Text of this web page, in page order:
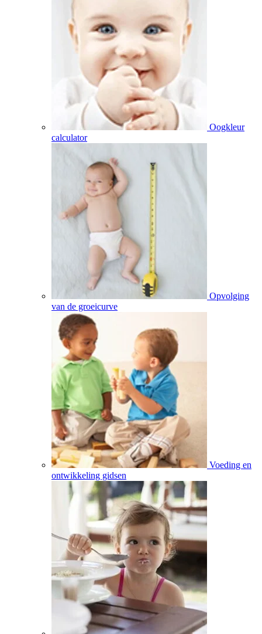
Oogkleur
calculator
Opvolging
van de groeicurve
Voeding en
ontwikkeling gidsen